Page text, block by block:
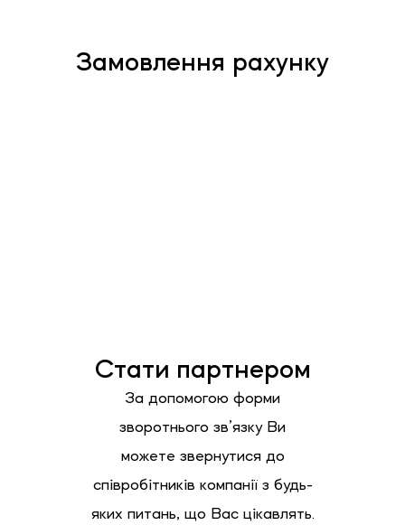
Замовлення рахунку
Стати партнером
За допомогою форми
зворотнього зв’язку Ви
можете звернутися до
співробітників компанії з будь-
яких питань, що Вас цікавлять.